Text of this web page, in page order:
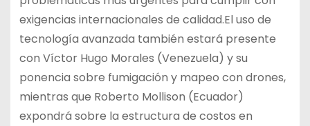
exigencias internacionales de calidad.El uso de
tecnología avanzada también estará presente
con Víctor Hugo Morales (Venezuela) y su
ponencia sobre fumigación y mapeo con drones,
mientras que Roberto Mollison (Ecuador)
expondrá sobre la estructura de costos en